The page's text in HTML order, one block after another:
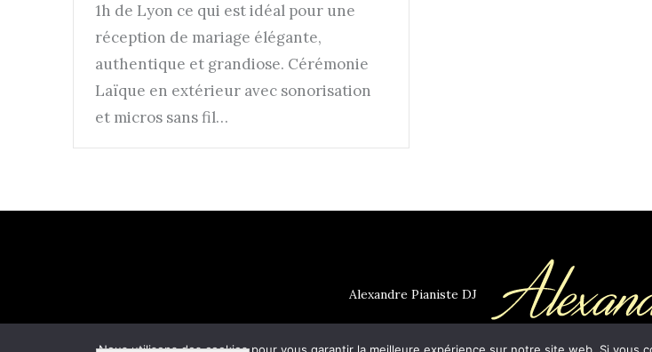
1h de Lyon ce qui est idéal pour une
réception de mariage élégante,
authentique et grandiose. Cérémonie
Laïque en extérieur avec sonorisation
et micros sans fil…
Alexandre Pianiste DJ